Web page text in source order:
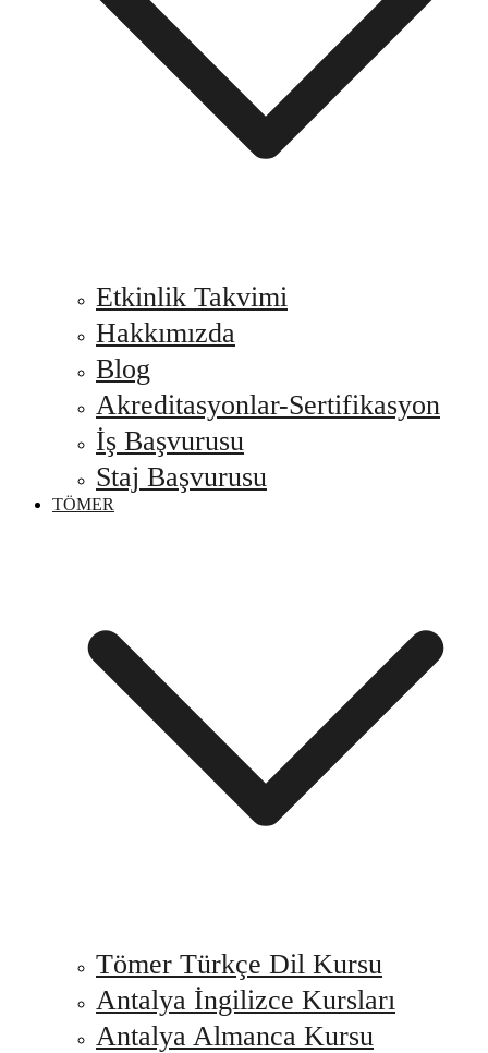
Etkinlik Takvimi
Hakkımızda
Blog
Akreditasyonlar-Sertifikasyon
İş Başvurusu
Staj Başvurusu
TÖMER
Tömer Türkçe Dil Kursu
Antalya İngilizce Kursları
Antalya Almanca Kursu